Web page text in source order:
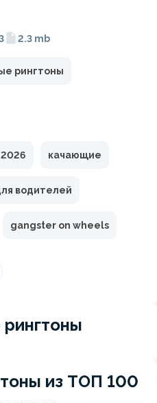
2.3 mb
рингтоны
2026 качающие
водителей
gangster on wheels
из ТОП 100